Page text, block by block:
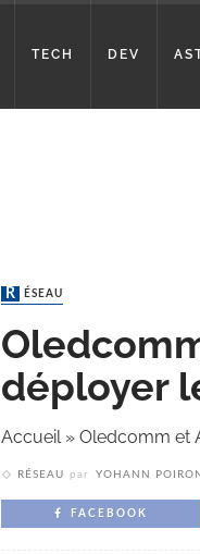
TECH DEV
RÉSEAU
déployer
Accueil» Oledcomm et
RÉSEAU par YOHANN POIRON
FACEBOOK